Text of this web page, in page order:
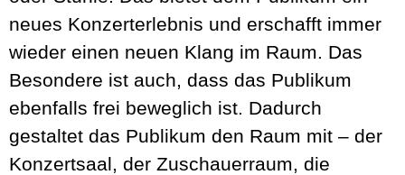
neues Konzerterlebnis und erschafft immer
wieder einen neuen Klang im Raum. Das
Besondere ist auch, dass das Publikum
ebenfalls frei beweglich ist. Dadurch
gestaltet das Publikum den Raum mit – der
Konzertsaal, der Zuschauerraum, die